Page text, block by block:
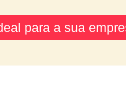
para a sua